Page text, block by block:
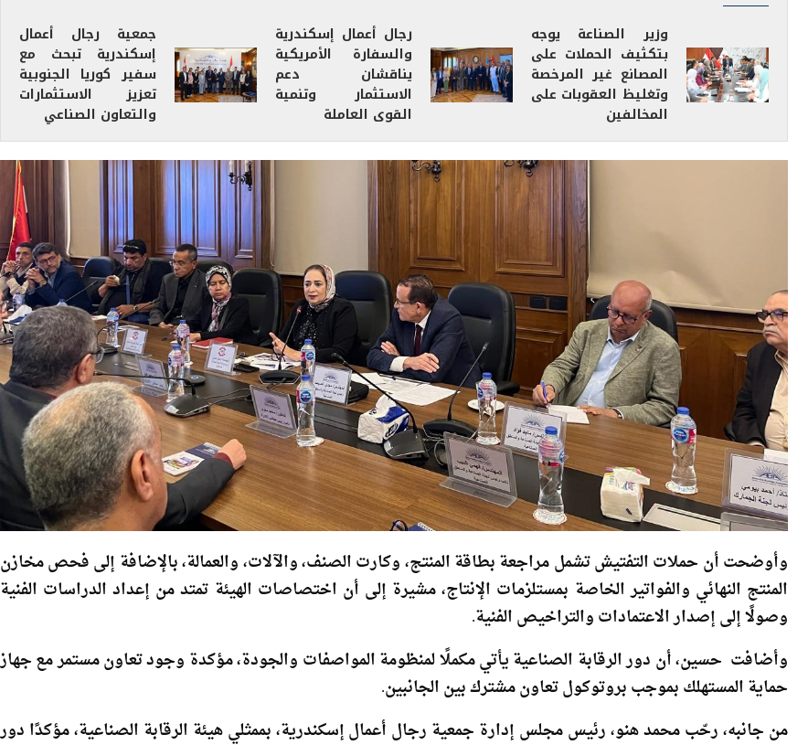
إقرأ أيضاً
وزير الصناعة يوجه
بتكثيف الحملات على
المصانع غير المرخصة
وتغليظ العقوبات على
المخالفين
رجال أعمال إسكندرية
والسفارة الأمريكية
يناقشان دعم
الاستثمار وتنمية
القوى العاملة
جمعية رجال أعمال
إسكندرية تبحث مع
سفير كوريا الجنوبية
تعزيز الاستثمارات
والتعاون الصناعي
وأوضحت أن حملات التفتيش تشمل مراجعة بطاقة المنتج، وكارت الصنف، والآلات، والعمالة، بالإضافة إلى فحص مخازن
المنتج النهائي والفواتير الخاصة بمستلزمات الإنتاج، مشيرة إلى أن اختصاصات الهيئة تمتد من إعداد الدراسات الفنية
وصولًا إلى إصدار الاعتمادات والتراخيص الفنية.
وأضافت حسين، أن دور الرقابة الصناعية يأتي مكملًا لمنظومة المواصفات والجودة، مؤكدة وجود تعاون مستمر مع جهاز
حماية المستهلك بموجب بروتوكول تعاون مشترك بين الجانبين.